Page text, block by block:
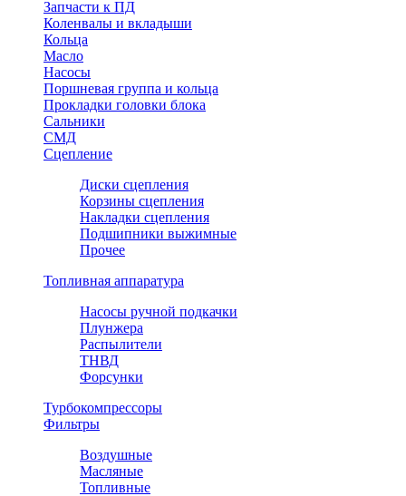
Запчасти к ПД
Коленвалы и вкладыши
Кольца
Масло
Насосы
Поршневая группа и кольца
Прокладки головки блока
Сальники
СМД
Сцепление
Диски сцепления
Корзины сцепления
Накладки сцепления
Подшипники выжимные
Прочее
Топливная аппаратура
Насосы ручной подкачки
Плунжера
Распылители
ТНВД
Форсунки
Турбокомпрессоры
Фильтры
Воздушные
Масляные
Топливные